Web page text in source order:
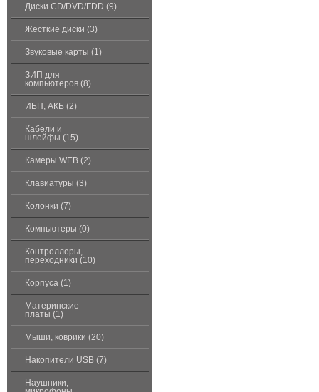
Диски CD/DVD/FDD (9)
Жесткие диски (3)
Звуковые карты (1)
ЗИП для
компьютеров (8)
ИБП, АКБ (2)
Кабели и
шлейфы (15)
Камеры WEB (2)
Клавиатуры (3)
Колонки (7)
Компьютеры (0)
Контроллеры,
переходники (10)
Корпуса (1)
Материнские
платы (1)
Мыши, коврики (20)
Накопители USB (7)
Наушники,